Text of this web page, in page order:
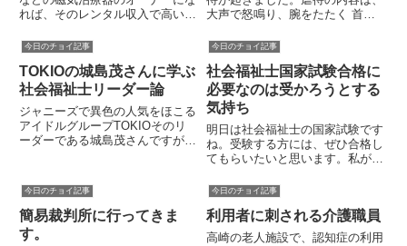
れば、そのレンタル収入で高い配
法を真に受けますか？ジャパンラ
行為が問題になっています。多く
の人はそんな話はあり得ないこ
と...
大声で怒鳴り、腕をたたく 首を
です。このニュースを見て思った
仕事がほとんど分かっていないと
いうことです。怒鳴ったり、叩...
今日のチョイ記事
TOKIOの城島茂さんに学ぶ
社会福祉士リーダー論
ジャニーズで異色の人気をほこる
アイドルグループTOKIOそのリ
ーダーである城島茂さんですが、
らに暗い過去が存在している点
が、彼の魅力を引き立てていると
感じるからです。父親の逮捕母
子...
今日のチョイ記事
社会福祉士国家試験合格に
必要なのは受かろうとする
気持ち
明日は社会福祉士の国家試験です
ね。受験する方には、ぜひ合格し
てもらいたいと思います。私が受
の話ですが、今も昔も変わらない
強い人から順に合格する」という
法則です。「思ったよりも受験
今日のチョイ記事
簡易裁判所に行ってきま
す。
今日のチョイ記事
利用者に刺される介護職員
高崎の老人施設で、認知症の利用